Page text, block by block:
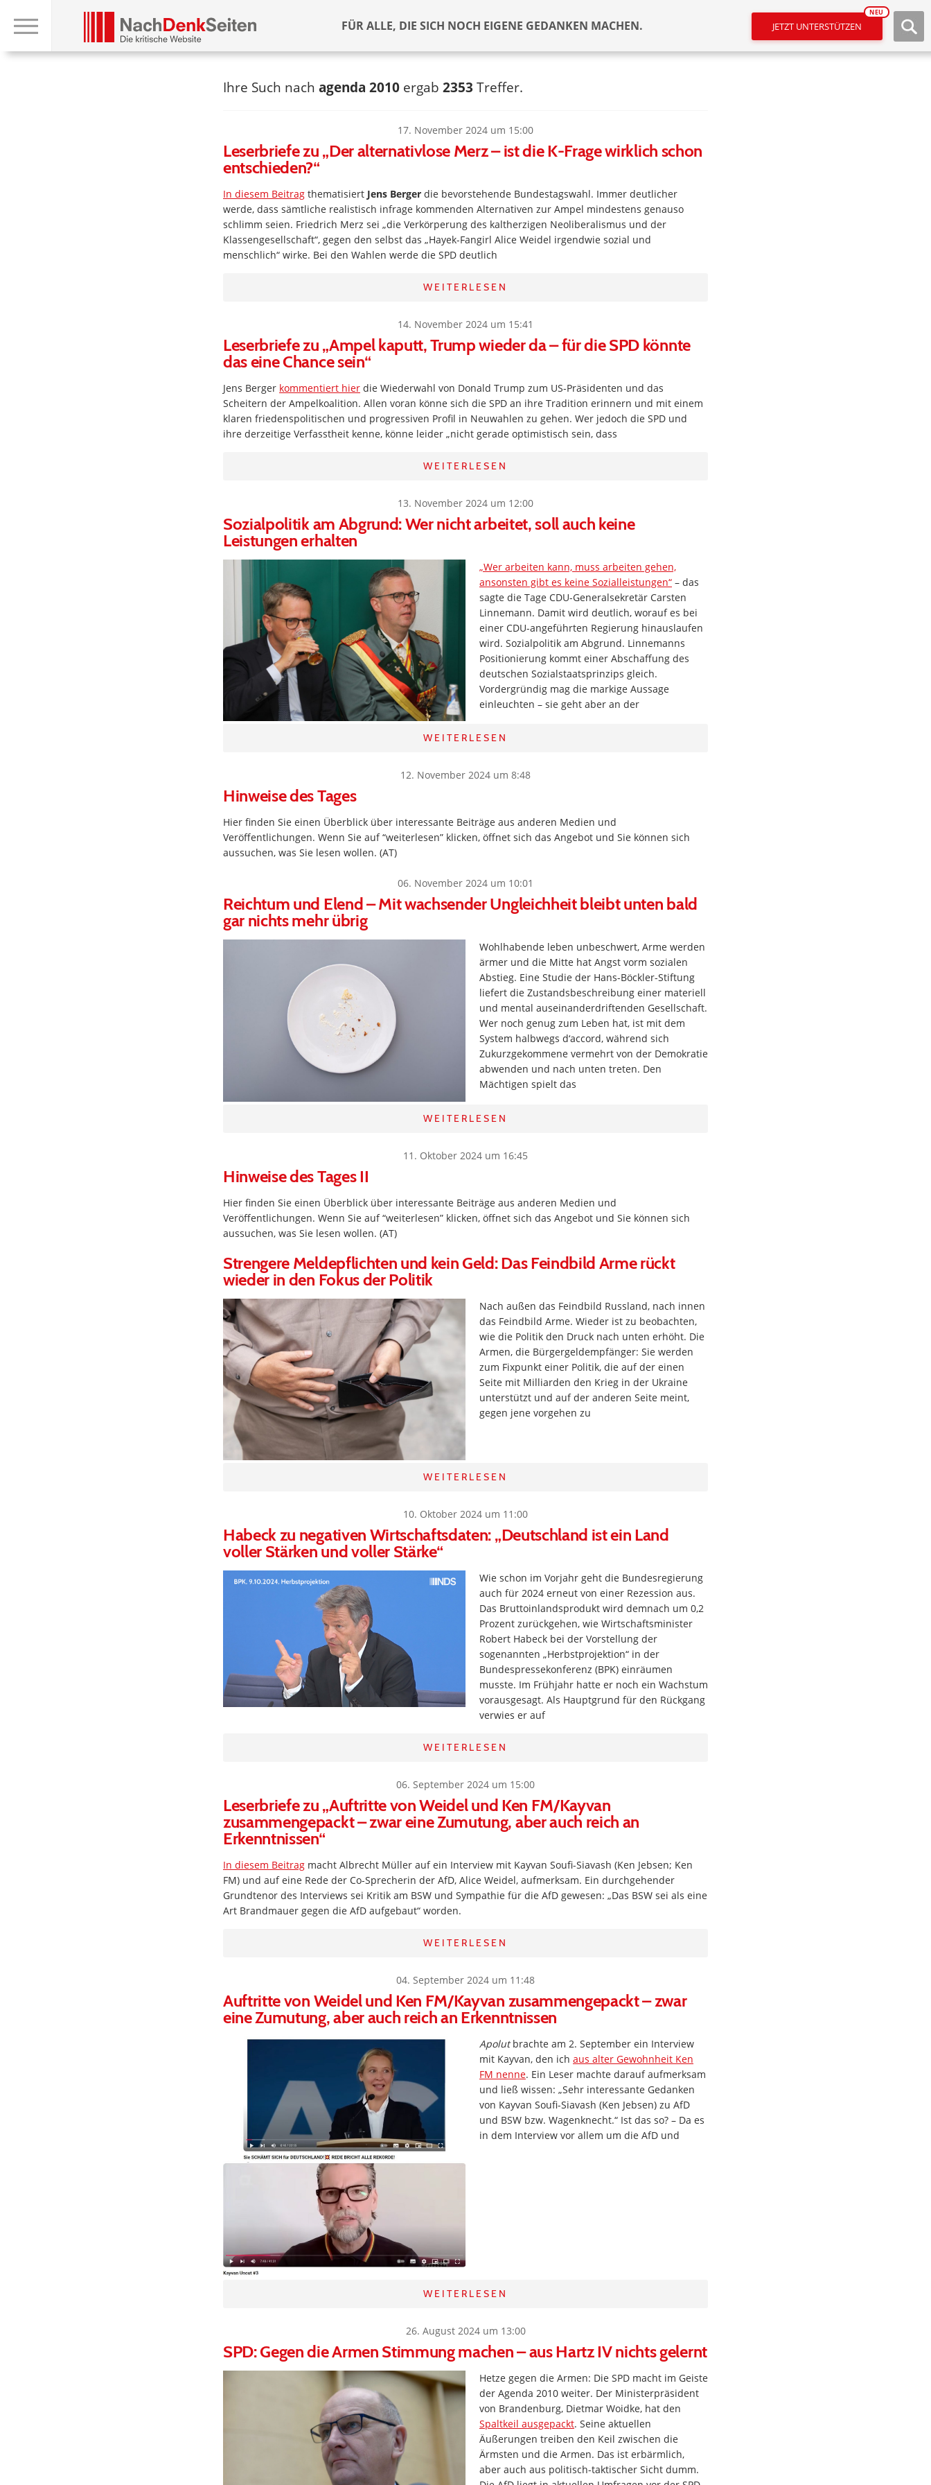
FÜR ALLE, DIE SICH NOCH EIGENE GEDANKEN MACHEN. JETZT UNTERSTÜTZEN
NEU
Ihre Such nach agenda 2010 ergab 2353 Treffer.
17. November 2024 um 15:00
Leserbriefe zu „Der alternativlose Merz – ist die K-Frage wirklich schon
entschieden?“
In diesem Beitrag thematisiert Jens Berger die bevorstehende Bundestagswahl. Immer deutlicher
werde, dass sämtliche realistisch infrage kommenden Alternativen zur Ampel mindestens genauso
schlimm seien. Friedrich Merz sei „die Verkörperung des kaltherzigen Neoliberalismus und der
Klassengesellschaft“, gegen den selbst das „Hayek-Fangirl Alice Weidel irgendwie sozial und
menschlich“ wirke. Bei den Wahlen werde die SPD deutlich
WEITERLESEN
14. November 2024 um 15:41
Leserbriefe zu „Ampel kaputt, Trump wieder da – für die SPD könnte
das eine Chance sein“
Jens Berger kommentiert hier die Wiederwahl von Donald Trump zum US-Präsidenten und das
Scheitern der Ampelkoalition. Allen voran könne sich die SPD an ihre Tradition erinnern und mit einem
klaren friedenspolitischen und progressiven Profil in Neuwahlen zu gehen. Wer jedoch die SPD und
ihre derzeitige Verfasstheit kenne, könne leider „nicht gerade optimistisch sein, dass
WEITERLESEN
13. November 2024 um 12:00
Sozialpolitik am Abgrund: Wer nicht arbeitet, soll auch keine
Leistungen erhalten
„Wer arbeiten kann, muss arbeiten gehen,
ansonsten gibt es keine Sozialleistungen“ – das
sagte die Tage CDU-Generalsekretär Carsten
Linnemann. Damit wird deutlich, worauf es bei
einer CDU-angeführten Regierung hinauslaufen
wird. Sozialpolitik am Abgrund. Linnemanns
Positionierung kommt einer Abschaffung des
deutschen Sozialstaatsprinzips gleich.
Vordergründig mag die markige Aussage
einleuchten – sie geht aber an der
WEITERLESEN
12. November 2024 um 8:48
Hinweise des Tages
Hier finden Sie einen Überblick über interessante Beiträge aus anderen Medien und
Veröffentlichungen. Wenn Sie auf “weiterlesen” klicken, öffnet sich das Angebot und Sie können sich
aussuchen, was Sie lesen wollen. (AT)
06. November 2024 um 10:01
Reichtum und Elend – Mit wachsender Ungleichheit bleibt unten bald
gar nichts mehr übrig
Wohlhabende leben unbeschwert, Arme werden
ärmer und die Mitte hat Angst vorm sozialen
Abstieg. Eine Studie der Hans-Böckler-Stiftung
liefert die Zustandsbeschreibung einer materiell
und mental auseinanderdriftenden Gesellschaft.
Wer noch genug zum Leben hat, ist mit dem
System halbwegs d‘accord, während sich
Zukurzgekommene vermehrt von der Demokratie
abwenden und nach unten treten. Den
Mächtigen spielt das
WEITERLESEN
11. Oktober 2024 um 16:45
Hinweise des Tages II
Hier finden Sie einen Überblick über interessante Beiträge aus anderen Medien und
Veröffentlichungen. Wenn Sie auf “weiterlesen” klicken, öffnet sich das Angebot und Sie können sich
aussuchen, was Sie lesen wollen. (AT)
Strengere Meldepflichten und kein Geld: Das Feindbild Arme rückt
wieder in den Fokus der Politik
Nach außen das Feindbild Russland, nach innen
das Feindbild Arme. Wieder ist zu beobachten,
wie die Politik den Druck nach unten erhöht. Die
Armen, die Bürgergeldempfänger: Sie werden
zum Fixpunkt einer Politik, die auf der einen
Seite mit Milliarden den Krieg in der Ukraine
unterstützt und auf der anderen Seite meint,
gegen jene vorgehen zu
WEITERLESEN
10. Oktober 2024 um 11:00
Habeck zu negativen Wirtschaftsdaten: „Deutschland ist ein Land
voller Stärken und voller Stärke“
Wie schon im Vorjahr geht die Bundesregierung
auch für 2024 erneut von einer Rezession aus.
Das Bruttoinlandsprodukt wird demnach um 0,2
Prozent zurückgehen, wie Wirtschaftsminister
Robert Habeck bei der Vorstellung der
sogenannten „Herbstprojektion“ in der
Bundespressekonferenz (BPK) einräumen
musste. Im Frühjahr hatte er noch ein Wachstum
vorausgesagt. Als Hauptgrund für den Rückgang
verwies er auf
WEITERLESEN
06. September 2024 um 15:00
Leserbriefe zu „Auftritte von Weidel und Ken FM/Kayvan
zusammengepackt – zwar eine Zumutung, aber auch reich an
Erkenntnissen“
In diesem Beitrag macht Albrecht Müller auf ein Interview mit Kayvan Soufi-Siavash (Ken Jebsen; Ken
FM) und auf eine Rede der Co-Sprecherin der AfD, Alice Weidel, aufmerksam. Ein durchgehender
Grundtenor des Interviews sei Kritik am BSW und Sympathie für die AfD gewesen: „Das BSW sei als eine
Art Brandmauer gegen die AfD aufgebaut“ worden.
WEITERLESEN
04. September 2024 um 11:48
Auftritte von Weidel und Ken FM/Kayvan zusammengepackt – zwar
eine Zumutung, aber auch reich an Erkenntnissen
Apolutbrachte am 2. September ein Interview
mit Kayvan, den ich aus alter Gewohnheit Ken
FM nenne. Ein Leser machte darauf aufmerksam
und ließ wissen: „Sehr interessante Gedanken
von Kayvan Soufi-Siavash (Ken Jebsen) zu AfD
und BSW bzw. Wagenknecht.“ Ist das so? – Da es
in dem Interview vor allem um die AfD und
WEITERLESEN
26. August 2024 um 13:00
SPD: Gegen die Armen Stimmung machen – aus Hartz IV nichts gelernt
Hetze gegen die Armen: Die SPD macht im Geiste
der Agenda 2010 weiter. Der Ministerpräsident
von Brandenburg, Dietmar Woidke, hat den
Spaltkeil ausgepackt. Seine aktuellen
Äußerungen treiben den Keil zwischen die
Ärmsten und die Armen. Das ist erbärmlich,
aber auch aus politisch-taktischer Sicht dumm.